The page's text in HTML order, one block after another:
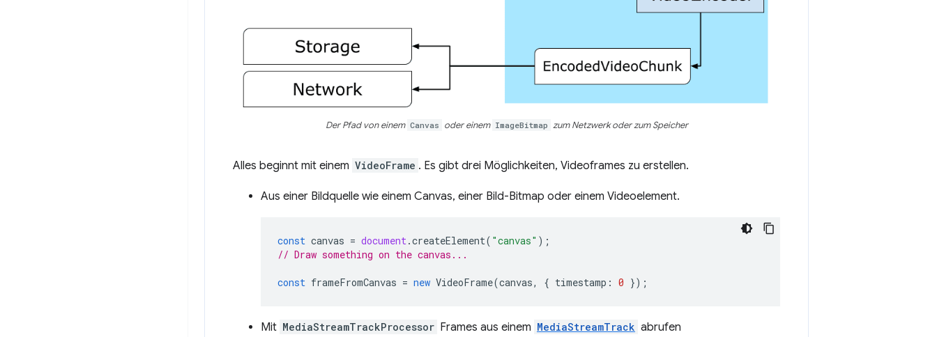
Der Pfad von einem Canvas oder einem ImageBitmap zum Netzwerk oder zum Speicher
Alles beginnt mit einem VideoFrame . Es gibt drei Möglichkeiten, Videoframes zu erstellen.
Aus einer Bildquelle wie einem Canvas, einer Bild-Bitmap oder einem Videoelement.
const canvas = document.createElement( "canvas" );
// Draw something on the canvas...
const frameFromCanvas = new VideoFrame(canvas, { timestamp : 0 });
Mit MediaStreamTrackProcessor Frames aus einem MediaStreamTrack abrufen